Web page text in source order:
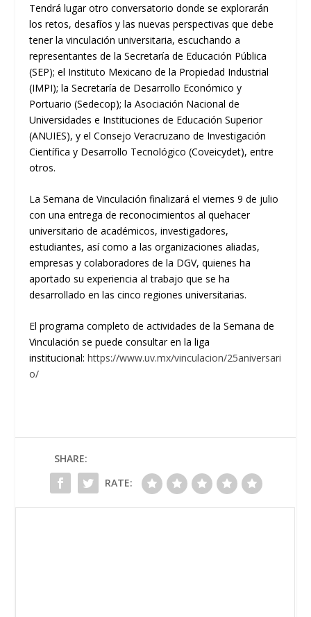
Tendrá lugar otro conversatorio donde se explorarán
los retos, desafíos y las nuevas perspectivas que debe
tener la vinculación universitaria, escuchando a
representantes de la Secretaría de Educación Pública
(SEP); el Instituto Mexicano de la Propiedad Industrial
(IMPI); la Secretaría de Desarrollo Económico y
Portuario (Sedecop); la Asociación Nacional de
Universidades e Instituciones de Educación Superior
(ANUIES), y el Consejo Veracruzano de Investigación
Científica y Desarrollo Tecnológico (Coveicydet), entre
otros.
La Semana de Vinculación finalizará el viernes 9 de julio
con una entrega de reconocimientos al quehacer
universitario de académicos, investigadores,
estudiantes, así como a las organizaciones aliadas,
empresas y colaboradores de la DGV, quienes ha
aportado su experiencia al trabajo que se ha
desarrollado en las cinco regiones universitarias.
El programa completo de actividades de la Semana de
Vinculación se puede consultar en la liga
institucional:https://www.uv.mx/vinculacion/25aniversari
o/
SHARE:
RATE: